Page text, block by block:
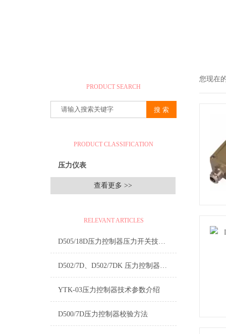
PRODUCT SEARCH
PRODUCT CLASSIFICATION
压力仪表
查看更多 >>
RELEVANT ARTICLES
D505/18D压力控制器压力开关技术参数介绍
D502/7D、D502/7DK 压力控制器技术参数
YTK-03压力控制器技术参数介绍
D500/7D压力控制器校验方法
您现在